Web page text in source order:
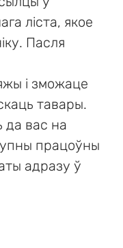
ліста, якое
Пасля
і зможаце
тавары.
да вас на
працоўны
адразу ў